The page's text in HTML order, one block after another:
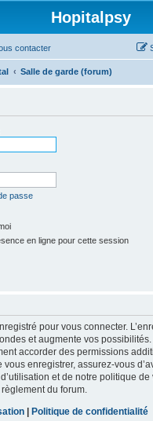
Hopitalpsy
contacter
Salle de garde (forum)
passe
en ligne pour cette session
pour vous connecter.
et augmente vos possibilités.
accorder des permissions
vous enregistrer, assurez-vous
et de notre politique
du forum.
| Politique de confidentialité